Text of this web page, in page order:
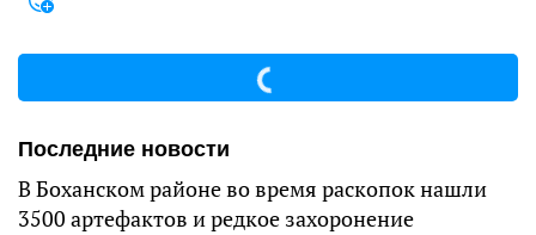
Последние новости
В Боханском районе во время раскопок нашли
3500 артефактов и редкое захоронение